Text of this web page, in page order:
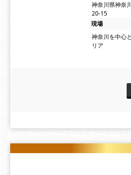
神奈川県神奈
20-15
現場
神奈川を中心
リア